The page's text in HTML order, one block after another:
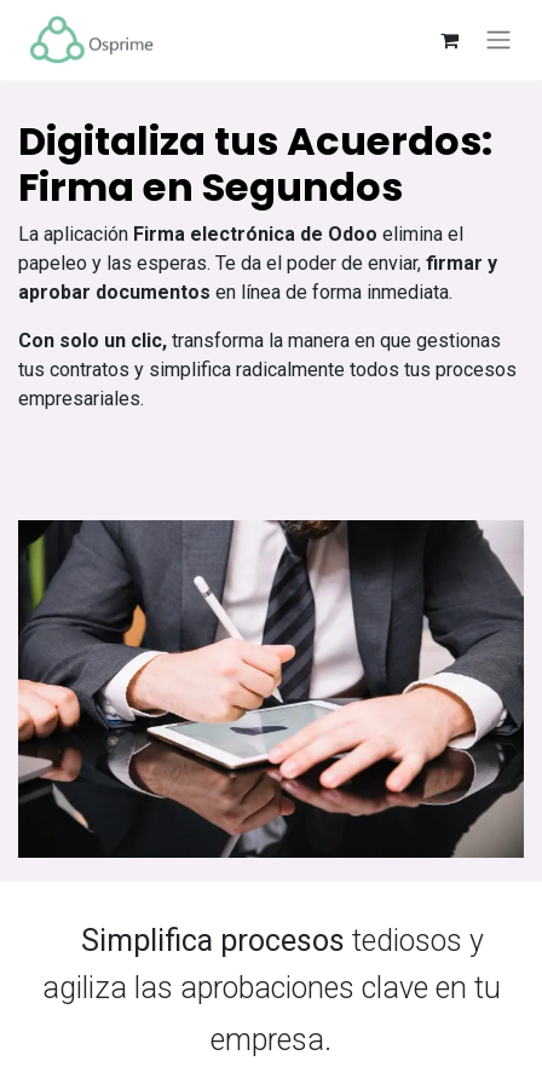
Digitaliza tus Acuerdos:
Firma en Segundos
La aplicación Firma electrónica de Odoo elimina el
papeleo y las esperas. Te da el poder de enviar, firmar y
aprobar documentos en línea de forma inmediata.
Con solo un clic, transforma la manera en que gestionas
tus contratos y simplifica radicalmente todos tus procesos
empresariales.
Simplifica procesos tediosos y
agiliza las aprobaciones clave en tu
empresa.